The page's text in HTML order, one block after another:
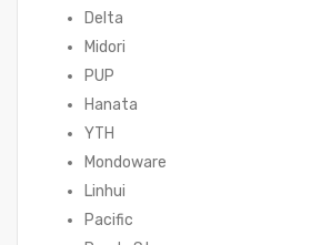
Delta
Midori
PUP
Hanata
YTH
Mondoware
Linhui
Pacific